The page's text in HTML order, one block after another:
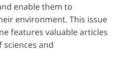
enable them to
environment. This issue
features valuable articles
and